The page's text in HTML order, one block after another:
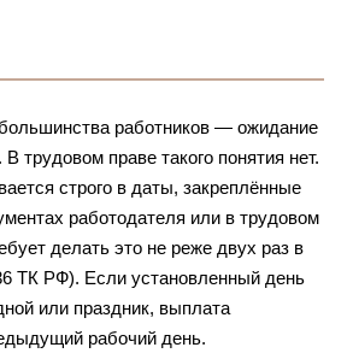
работников — ожидание
В трудовом праве такого понятия нет.
строго в даты, закреплённые
работодателя или в трудовом
делать это не реже двух раз в
ТК РФ). Если установленный день
или праздник, выплата
рабочий день.